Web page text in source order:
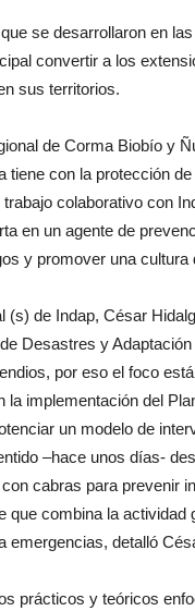
se desarrollaron en
convertir a los
sus territorios.
de Corma Biobío y
tiene con la protección
colaborativo con
en un agente de
y promover una
(s) de Indap, César
Desastres y
por eso el foco
la implementación del
un modelo de
–hace unos días-
cabras para prevenir
que combina la
emergencias, detalló
prácticos y teóricos